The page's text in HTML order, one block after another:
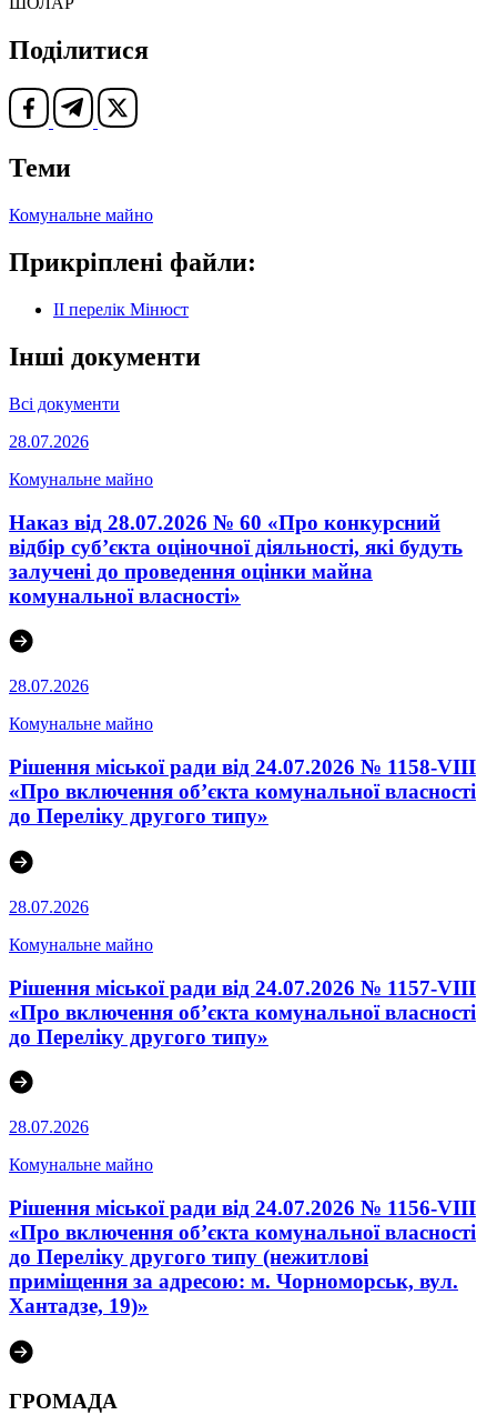
Поділитися
Теми
Комунальне майно
Прикріплені файли:
ІІ перелік Мінюст
Інші документи
Всі документи
28.07.2026
Комунальне майно
Наказ від 28.07.2026 № 60 «Про конкурсний
відбір суб’єкта оціночної діяльності, які будуть
залучені до проведення оцінки майна
комунальної власності»
28.07.2026
Комунальне майно
Рішення міської ради від 24.07.2026 № 1158-VIII
«Про включення об’єкта комунальної власності
до Переліку другого типу»
28.07.2026
Комунальне майно
Рішення міської ради від 24.07.2026 № 1157-VIII
«Про включення об’єкта комунальної власності
до Переліку другого типу»
28.07.2026
Комунальне майно
Рішення міської ради від 24.07.2026 № 1156-VIII
«Про включення об’єкта комунальної власності
до Переліку другого типу (нежитлові
приміщення за адресою: м. Чорноморськ, вул.
Хантадзе, 19)»
ГРОМАДА